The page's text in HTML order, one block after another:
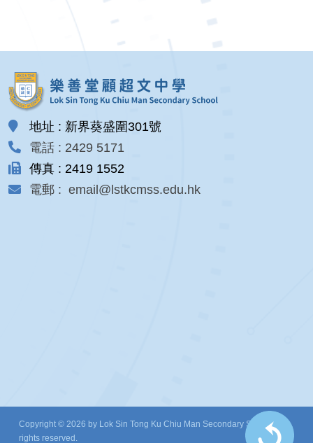
地址 : 新界葵盛圍301號
電話 : 2429 5171
傳真 : 2419 1552
電郵 : email@lstkcmss.edu.hk
Copyright © 2026 by Lok Sin Tong Ku Chiu Man Secondary School. All
rights reserved.